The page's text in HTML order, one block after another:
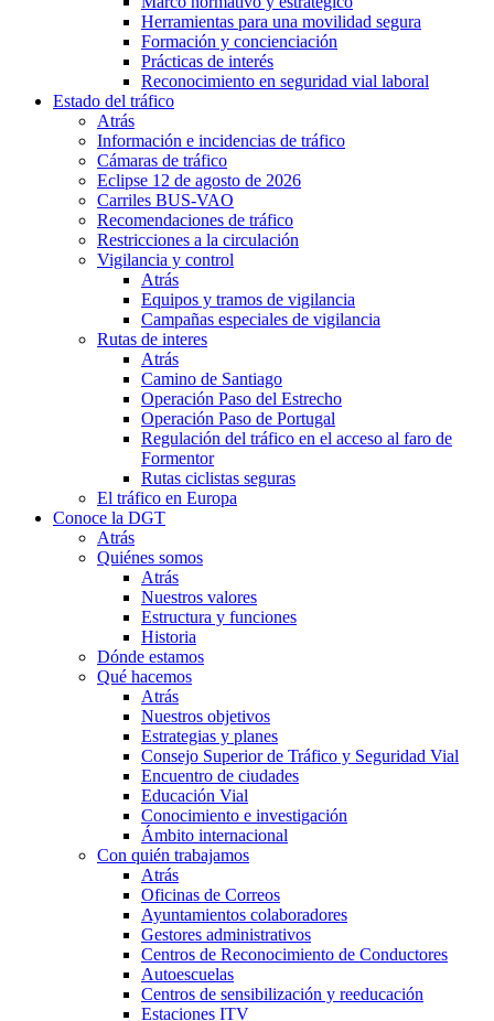
Herramientas para una movilidad segura
Formación y concienciación
Prácticas de interés
Reconocimiento en seguridad vial laboral
Estado del tráfico
Atrás
Información e incidencias de tráfico
Cámaras de tráfico
Eclipse 12 de agosto de 2026
Carriles BUS-VAO
Recomendaciones de tráfico
Restricciones a la circulación
Vigilancia y control
Atrás
Equipos y tramos de vigilancia
Campañas especiales de vigilancia
Rutas de interes
Atrás
Camino de Santiago
Operación Paso del Estrecho
Operación Paso de Portugal
Regulación del tráfico en el acceso al faro de
Formentor
Rutas ciclistas seguras
El tráfico en Europa
Conoce la DGT
Atrás
Quiénes somos
Atrás
Nuestros valores
Estructura y funciones
Historia
Dónde estamos
Qué hacemos
Atrás
Nuestros objetivos
Estrategias y planes
Consejo Superior de Tráfico y Seguridad Vial
Encuentro de ciudades
Educación Vial
Conocimiento e investigación
Ámbito internacional
Con quién trabajamos
Atrás
Oficinas de Correos
Ayuntamientos colaboradores
Gestores administrativos
Centros de Reconocimiento de Conductores
Autoescuelas
Centros de sensibilización y reeducación
Estaciones ITV